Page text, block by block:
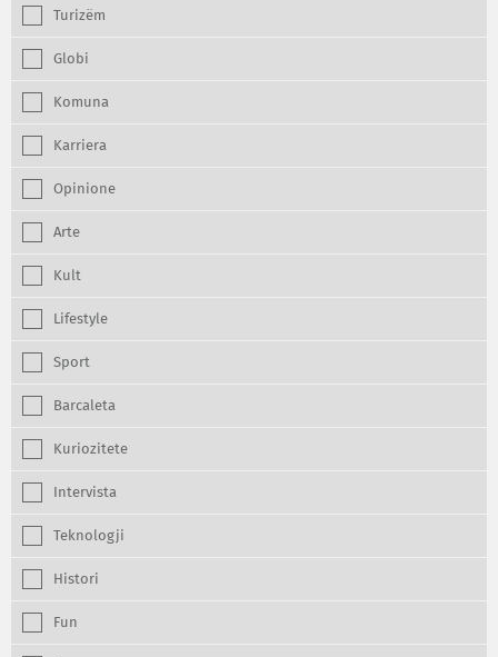
Turizëm
Globi
Komuna
Karriera
Opinione
Arte
Kult
Lifestyle
Sport
Barcaleta
Kuriozitete
Intervista
Teknologji
Histori
Fun